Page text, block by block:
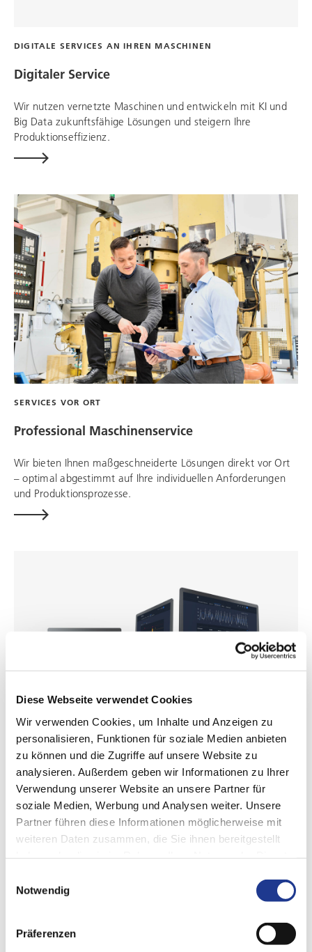
Diese Webseite verwendet Cookies
Wir verwenden Cookies, um Inhalte und Anzeigen zu
personalisieren, Funktionen für soziale Medien anbieten
zu können und die Zugriffe auf unsere Website zu
analysieren. Außerdem geben wir Informationen zu Ihrer
Verwendung unserer Website an unsere Partner für
soziale Medien, Werbung und Analysen weiter. Unsere
Partner führen diese Informationen möglicherweise mit
weiteren Daten zusammen, die Sie ihnen bereitgestellt
Notwendig
Präferenzen
DIGITALE SERVICES AN IHREN MASCHINEN
Digitaler Service
Wir nutzen vernetzte Maschinen und entwickeln mit KI und
Big Data zukunftsfähige Lösungen und steigern Ihre
Produktionseffizienz.
SERVICES VOR ORT
Professional Maschinenservice
Wir bieten Ihnen maßgeschneiderte Lösungen direkt vor Ort
– optimal abgestimmt auf Ihre individuellen Anforderungen
und Produktionsprozesse.
DIGITALE KUNDENPLATTFORM
DVS Connect
DVS Connect ist der Zugang zu Ihren smarten Lösungen der
DVS TECHNOLOGY GROUP. Auf unserer digitalen